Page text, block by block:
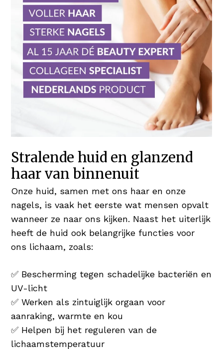
Stralende huid en glanzend
haar van binnenuit
Onze huid, samen met ons haar en onze
nagels, is vaak het eerste wat mensen opvalt
wanneer ze naar ons kijken. Naast het uiterlijk
heeft de huid ook belangrijke functies voor
ons lichaam, zoals:
✅ Bescherming tegen schadelijke bacteriën en
UV-licht
✅ Werken als zintuiglijk orgaan voor
aanraking, warmte en kou
✅ Helpen bij het reguleren van de
lichaamstemperatuur